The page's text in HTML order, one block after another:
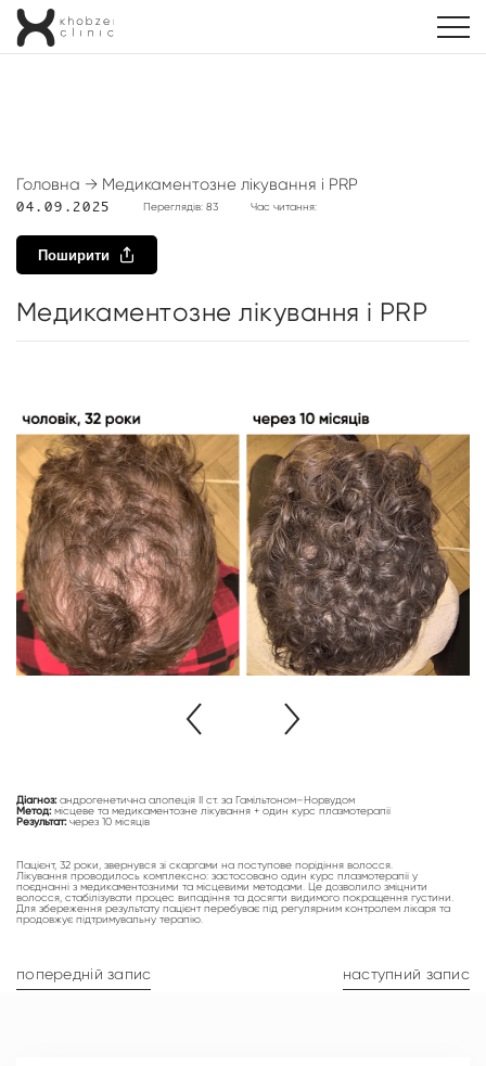
Головна → Медикаментозне лікування і PRP
04.09.2025 Переглядів: 83 Час читання:
Поширити
Медикаментозне лікування і PRP
Діагноз:андрогенетична алопеція ІІ ст. за Гамільтоном–Норвудом
Метод:місцеве та медикаментозне лікування + один курс плазмотерапії
Результат:через 10 місяців
Пацієнт, 32 роки, звернувся зі скаргами на поступове порідіння волосся.
Лікування проводилось комплексно: застосовано один курс плазмотерапії у
поєднанні з медикаментозними та місцевими методами. Це дозволило зміцнити
волосся, стабілізувати процес випадіння та досягти видимого покращення густини.
Для збереження результату пацієнт перебуває під регулярним контролем лікаря та
продовжує підтримувальну терапію.
попередній запис наступний запис